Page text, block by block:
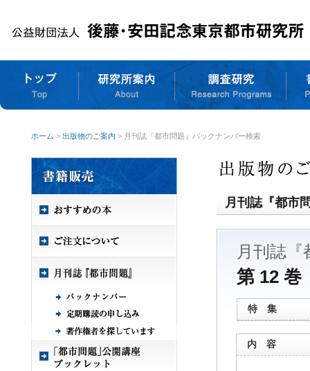
ホーム > 出版物のご案内 > 月刊誌『都市問題』バックナンバー検索
月刊誌『都市
月刊誌『
第 12
特 集
内 容